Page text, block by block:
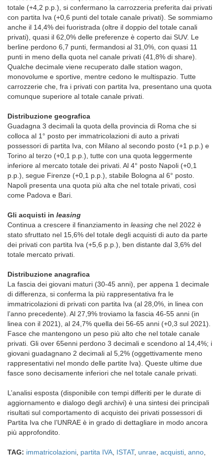
totale (+4,2 p.p.), si confermano la carrozzeria preferita dai privati
con partita Iva (+0,6 punti del totale canale privati). Se sommiamo
anche il 14,4% dei fuoristrada (oltre il doppio del totale canali
privati), quasi il 62,0% delle preferenze è coperto dai SUV. Le
berline perdono 6,7 punti, fermandosi al 31,0%, con quasi 11
punti in meno della quota nel canale privati (41,8% di share).
Qualche decimale viene recuperato dalle station wagon,
monovolume e sportive, mentre cedono le multispazio. Tutte
carrozzerie che, fra i privati con partita Iva, presentano una quota
comunque superiore al totale canale privati.
Distribuzione geografica
Guadagna 3 decimali la quota della provincia di Roma che si
colloca al 1° posto per immatricolazioni di auto a privati
possessori di partita Iva, con Milano al secondo posto (+1 p.p.) e
Torino al terzo (+0,1 p.p.), tutte con una quota leggermente
inferiore al mercato totale dei privati. Al 4° posto Napoli (+0,1
p.p.), segue Firenze (+0,1 p.p.), stabile Bologna al 6° posto.
Napoli presenta una quota più alta che nel totale privati, così
come Padova e Bari.
Gli acquisti in leasing
Continua a crescere il finanziamento in leasing che nel 2022 è
stato sfruttato nel 15,6% del totale degli acquisti di auto da parte
dei privati con partita Iva (+5,6 p.p.), ben distante dal 3,6% del
totale mercato privati.
Distribuzione anagrafica
La fascia dei giovani maturi (30-45 anni), per appena 1 decimale
di differenza, si conferma la più rappresentativa fra le
immatricolazioni di privati con partita Iva (al 28,0%, in linea con
l’anno precedente). Al 27,9% troviamo la fascia 46-55 anni (in
linea con il 2021), al 24,7% quella dei 56-65 anni (+0,3 sul 2021).
Fasce che mantengono un peso più alto che nel totale canale
privati. Gli over 65enni perdono 3 decimali e scendono al 14,4%; i
giovani guadagnano 2 decimali al 5,2% (oggettivamente meno
rappresentativi nel mondo delle partite Iva). Queste ultime due
fasce sono decisamente inferiori che nel totale canale privati.
L’analisi esposta (disponibile con tempi differiti per le durate di
aggiornamento e dialogo degli archivi) è una sintesi dei principali
risultati sul comportamento di acquisto dei privati possessori di
Partita Iva che l’UNRAE è in grado di dettagliare in modo ancora
più approfondito.
TAG: immatricolazioni partita IVA ISTAT, unrae acquisti anno